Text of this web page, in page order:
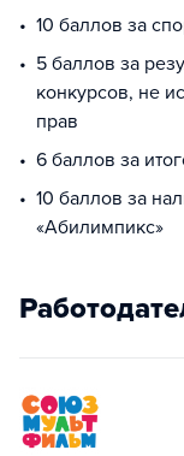
10 баллов за
5 баллов за
конкурсов, не
прав
6 баллов за
10 баллов за
«Абилимпикс»